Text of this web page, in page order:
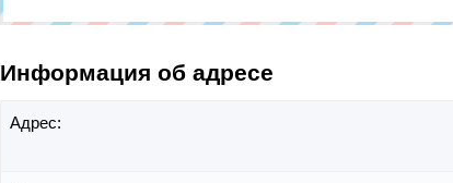
Информация об адресе
Адрес: